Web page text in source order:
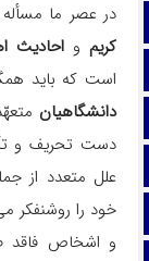
صفحه نخست
تماس با ما
اینستاگرام
در عصر ما مسأله
کریمواحادیث
است که باید
دانشگاهیان
دست تحریف و
علل متعدد از
خود را روشنفکر
و اشخاص فاقد